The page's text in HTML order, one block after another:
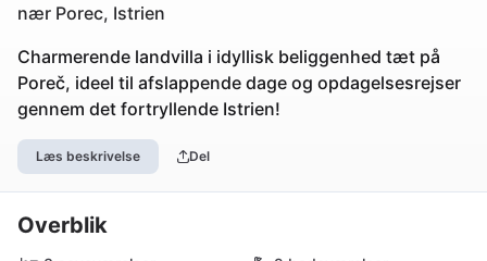
nær Porec, Istrien
Charmerende landvilla i idyllisk beliggenhed tæt på
Poreč, ideel til afslappende dage og opdagelsesrejser
gennem det fortryllende Istrien!
Læs beskrivelse Del
Overblik